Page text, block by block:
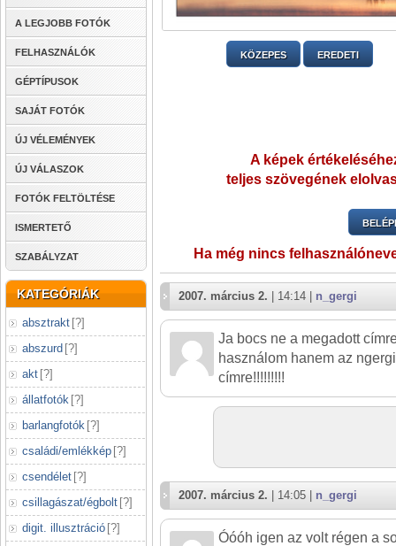
A LEGJOBB FOTÓK
FELHASZNÁLÓK
GÉPTÍPUSOK
SAJÁT FOTÓK
ÚJ VÉLEMÉNYEK
ÚJ VÁLASZOK
FOTÓK FELTÖLTÉSE
ISMERTETŐ
SZABÁLYZAT
KATEGÓRIÁK
absztrakt [?]
abszurd [?]
akt [?]
állatfotók [?]
barlangfotók [?]
családi/emlékkép [?]
csendélet [?]
csillagászat/égbolt [?]
digit. illusztráció [?]
KÖZEPES EREDETI
A képek
teljes szövegének
Ha még nincs
2007. március 2. | 14:14 | n_gergi
Ja bocs ne a megadott
használom hanem az
címre!!!!!!!!!
2007. március 2. | 14:05 | n_gergi
Óóóh igen az volt régen a